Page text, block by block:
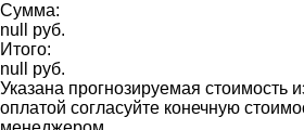
Сумма:
null руб.
Итого:
null руб.
Указана прогнозируемая стоимость
оплатой согласуйте конечную